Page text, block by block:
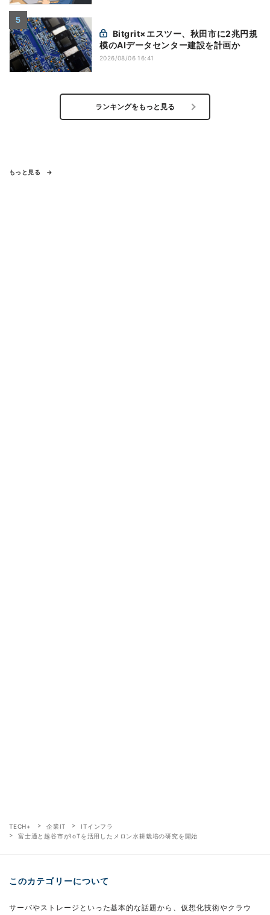
模のAIデータセンター建設を計画か
2026/08/06 16:41
ランキングをもっと見る
もっと見る
TECH+ 企業IT
ITインフラ
富士通と越谷市がIoTを活用したメロン水耕栽培の研究を開始
このカテゴリーについて
サーバやストレージといった基本的な話題から、仮想化技術やクラウ